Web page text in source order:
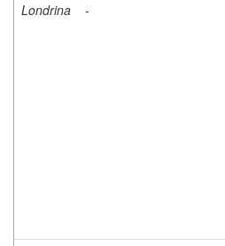
Londrina
-